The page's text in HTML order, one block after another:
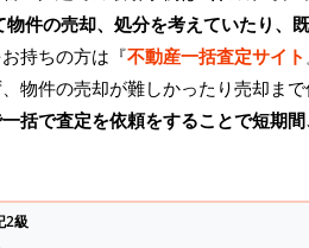
件の売却、処分を考えていたり、
お持ちの方は『不動産一括査定サイト
物件の売却が難しかったり売却まで
括で査定を依頼をすることで短期
2級